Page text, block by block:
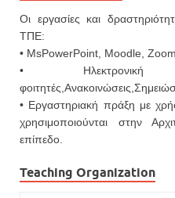
Οι εργασίες και
ΤΠΕ:
• MsPowerPoint, Moodle, Zoom
• Ηλεκτρονική
• Εργαστηριακή πράξη με
χρησιμοποιούνται στην
επίπεδο.
Teaching Organization